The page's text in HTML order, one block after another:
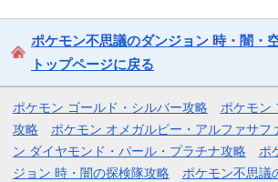
ポケモン不思議のダンジョン 時・闇・
トップページに戻る
ポケモン ゴールド・シルバー攻略
ポケモン
攻略
ポケモン オメガルビー・アルファサフ
ン ダイヤモンド・パール・プラチナ攻略
ポ
ジョン 時・闇の探検隊攻略
ポケモン不思議